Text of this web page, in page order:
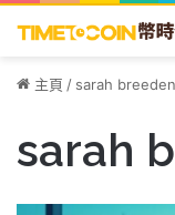
主頁 / sarah breeden
sarah